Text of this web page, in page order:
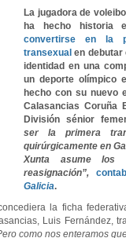
La jugadora de
ha hecho historia
convertirse en la
transexual en debutar
identidad en una
un deporte olímpico
hecho con su nuevo
Calasancias Coruña
División sénior
ser la primera
quirúrgicamente en
Xunta asume los
reasignación”,
Galicia.
la ficha
Luis Fernández,
como nos enteramos